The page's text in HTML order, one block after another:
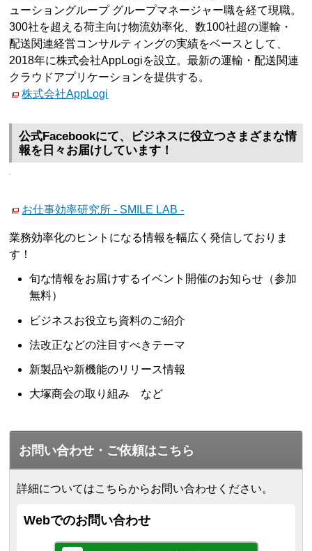
ューショングループ グループマネージャー職を経て現職。
300社を超える荷主向け物流効率化、数100社超の運輸・
配送関連経営コンサルティングの実績をベースとして、
2018年に株式会社AppLogiを設立。最新の運輸・配送関連
クラウドアプリケーションを提供する。
株式会社AppLogi
公式Facebookにて、ビジネスに役立つさまざまな情
報を日々お届けしています！
お仕事効率研究所 - SMILE LAB -
業務効率化のヒントになる情報を幅広く発信しておりま
す！
旬な情報をお届けするイベント開催のお知らせ（参加
無料）
ビジネスお役立ち資料のご紹介
法改正などの注目すべきテーマ
新製品や新機能のリリース情報
大塚商会の取り組み など
お問い合わせ・ご依頼はこちら
詳細についてはこちらからお問い合わせください。
Webでのお問い合わせ